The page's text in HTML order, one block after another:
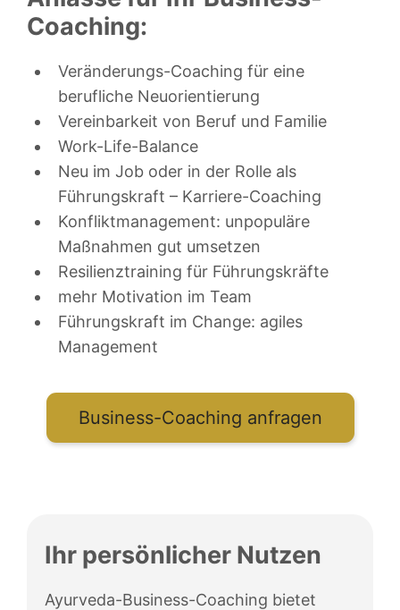
Coaching:
Veränderungs-Coaching für eine
berufliche Neuorientierung
Vereinbarkeit von Beruf und Familie
Work-Life-Balance
Neu im Job oder in der Rolle als
Führungskraft – Karriere-Coaching
Konfliktmanagement: unpopuläre
Maßnahmen gut umsetzen
Resilienztraining für Führungskräfte
mehr Motivation im Team
Führungskraft im Change: agiles
Management
Business-Coaching anfragen
Ihr persönlicher Nutzen
Ayurveda-Business-Coaching bietet